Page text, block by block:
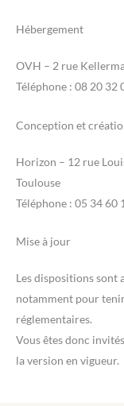
Hébergement
OVH – 2 rue
Téléphone : 08 20 32
Conception et
Horizon – 12 rue
Toulouse
Téléphone : 05 34
Mise à jour
Les dispositions sont
notamment pour
réglementaires.
Vous êtes donc
la version en vigueur.